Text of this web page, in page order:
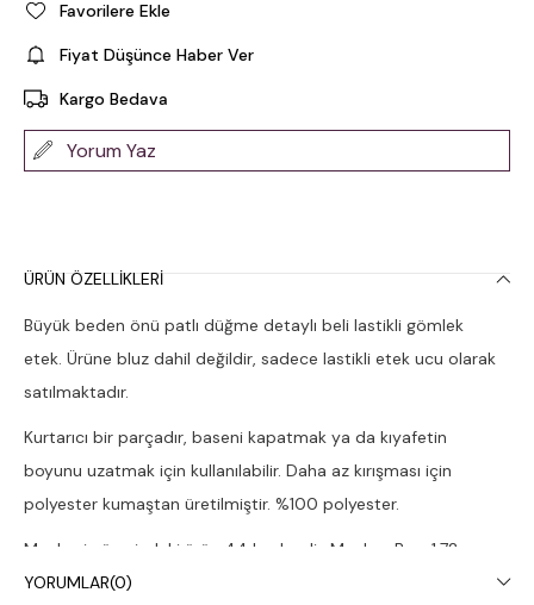
Favorilere Ekle
Fiyat Düşünce Haber Ver
Kargo Bedava
Yorum Yaz
ÜRÜN ÖZELLIKLERI
Büyük beden önü patlı düğme detaylı beli lastikli gömlek
etek. Ürüne bluz dahil değildir, sadece lastikli etek ucu olarak
satılmaktadır.
Kurtarıcı bir parçadır, baseni kapatmak ya da kıyafetin
boyunu uzatmak için kullanılabilir. Daha az kırışması için
polyester kumaştan üretilmiştir. %100 polyester.
Mankenin üzerindeki ürün 44 bedendir. Manken Boy: 1.72,
Göğüs:108, Bel:88, Basen:120.
YORUMLAR(0)